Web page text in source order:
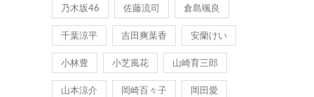
乃木坂46 佐藤流司 倉島颯良
千葉涼平 吉田爽葉香 安蘭けい
小林豊 小芝風花 山崎育三郎
山本涼介 岡崎百々子 岡田愛